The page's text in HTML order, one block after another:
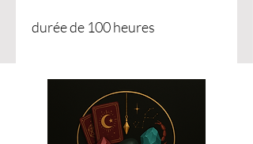
durée de 100 heures